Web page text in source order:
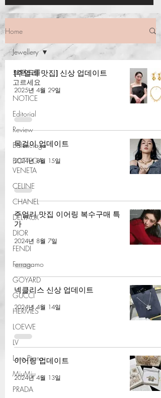
Home
브랜드를
고르세요
NOTICE
Editorial
Review
Balenciaga
BOTTEGA
VENETA
CELINE
CHANEL
DELVAUX
DIOR
FENDI
Ferragamo
GOYARD
GUCCI
HERMES
LOEWE
LV
Loro Piana
MiuMiu
PRADA
Jewellery
[주얼리 맛집] 신상 업데이트
2025년 4월 29일
목걸이 업데이트
2024년 8월 15일
주얼리 맛집 이어링 복수구매 특
가
2024년 8월 7일
넥클리스 신상 업데이트
2024년 4월 14일
이어링 업데이트
2024년 4월 13일